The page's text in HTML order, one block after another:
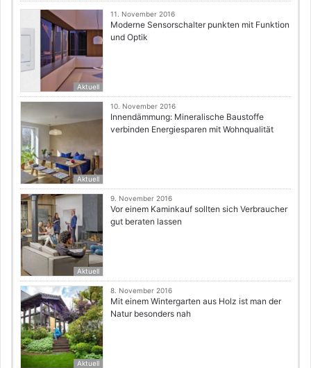
Aktuell
11. November 2016
Moderne Sensorschalter punkten mit Funktion
und Optik
Aktuell
10. November 2016
Innendämmung: Mineralische Baustoffe
verbinden Energiesparen mit Wohnqualität
Aktuell
9. November 2016
Vor einem Kaminkauf sollten sich Verbraucher
gut beraten lassen
Aktuell
8. November 2016
Mit einem Wintergarten aus Holz ist man der
Natur besonders nah